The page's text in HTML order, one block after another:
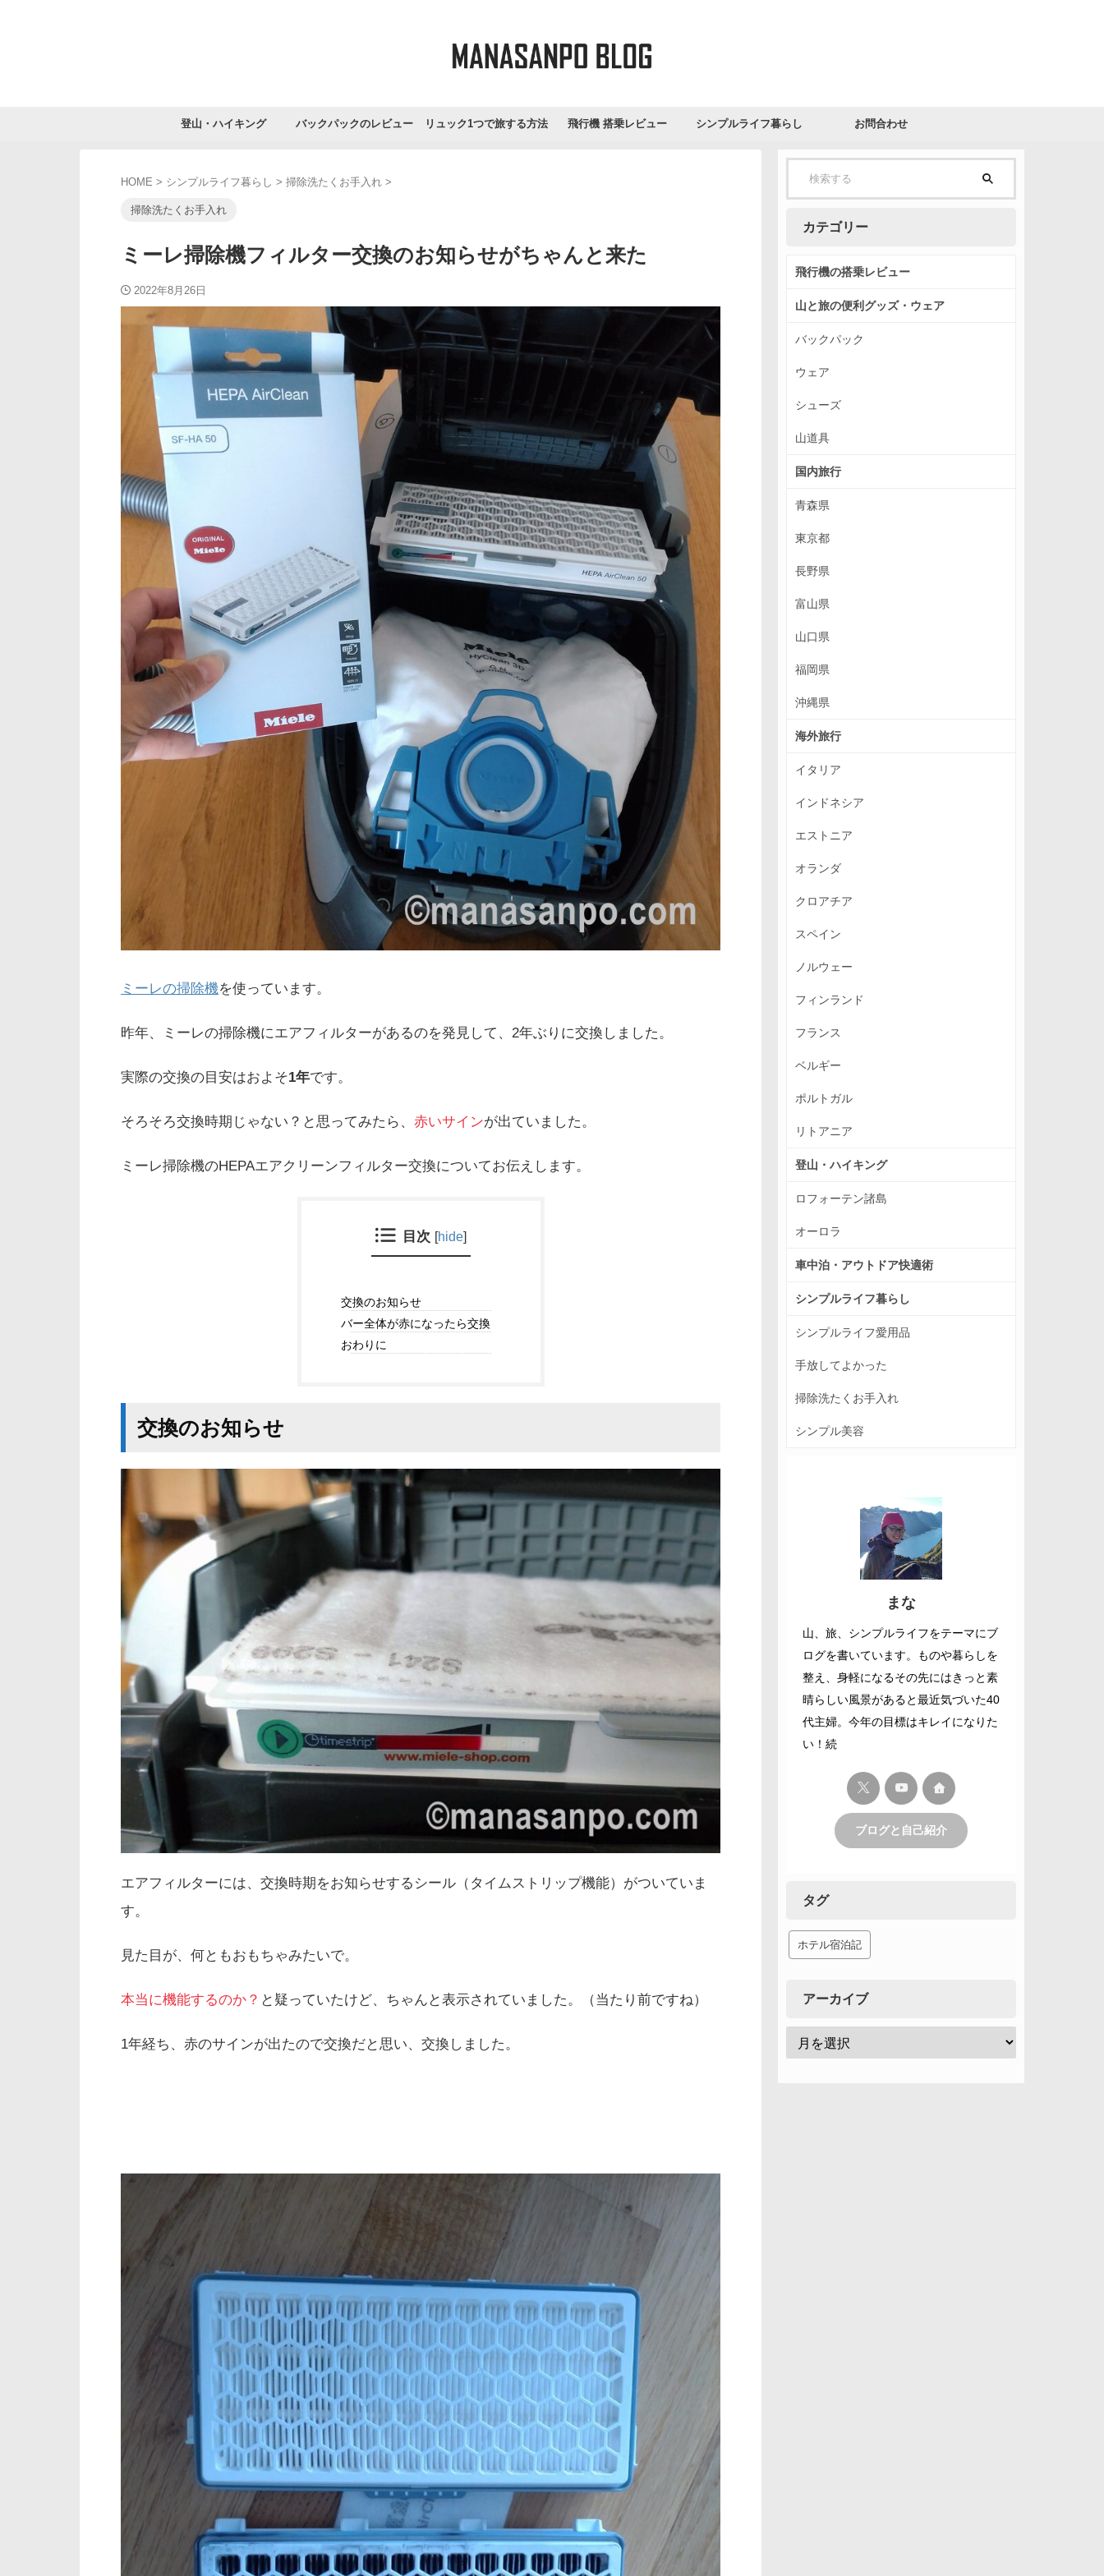
登山・ハイキング バックパックのレビュー リュック1つで旅する方法 飛行機 搭乗レビュー シンプルライフ暮らし お問合わせ
HOME > シンプルライフ暮らし > 掃除洗たくお手入れ >
掃除洗たくお手入れ
ミーレ掃除機フィルター交換のお知らせがちゃんと来た
2022年8月26日
ミーレの掃除機を使っています。
昨年、ミーレの掃除機にエアフィルターがあるのを発見して、2年ぶりに交換しました。
実際の交換の目安はおよそ1年です。
そろそろ交換時期じゃない？と思ってみたら、 赤いサインが出ていました。
ミーレ掃除機のHEPAエアクリーンフィルター交換についてお伝えします。
目次 [hide]
交換のお知らせ
バー全体が赤になったら交換
おわりに
交換のお知らせ
エアフィルターには、交換時期をお知らせするシール（タイムストリップ機能）がついていま
す。
見た目が、何ともおもちゃみたいで。
本当に機能するのか？ と疑っていたけど、ちゃんと表示されていました。（当たり前ですね）
1年経ち、赤のサインが出たので交換だと思い、交換しました。
カテゴリー
飛行機の搭乗レビュー
山と旅の便利グッズ・ウェア
バックパック
ウェア
シューズ
山道具
国内旅行
青森県
東京都
長野県
富山県
山口県
福岡県
沖縄県
海外旅行
イタリア
インドネシア
エストニア
オランダ
クロアチア
スペイン
ノルウェー
フィンランド
フランス
ベルギー
ポルトガル
リトアニア
登山・ハイキング
ロフォーテン諸島
オーロラ
車中泊・アウトドア快適術
シンプルライフ暮らし
シンプルライフ愛用品
手放してよかった
掃除洗たくお手入れ
シンプル美容
まな
山、旅、シンプルライフをテーマにブ
ログを書いています。ものや暮らしを
整え、身軽になるその先にはきっと素
晴らしい風景があると最近気づいた40
代主婦。今年の目標はキレイになりた
い！続
ブログと自己紹介
タグ
ホテル宿泊記
アーカイブ